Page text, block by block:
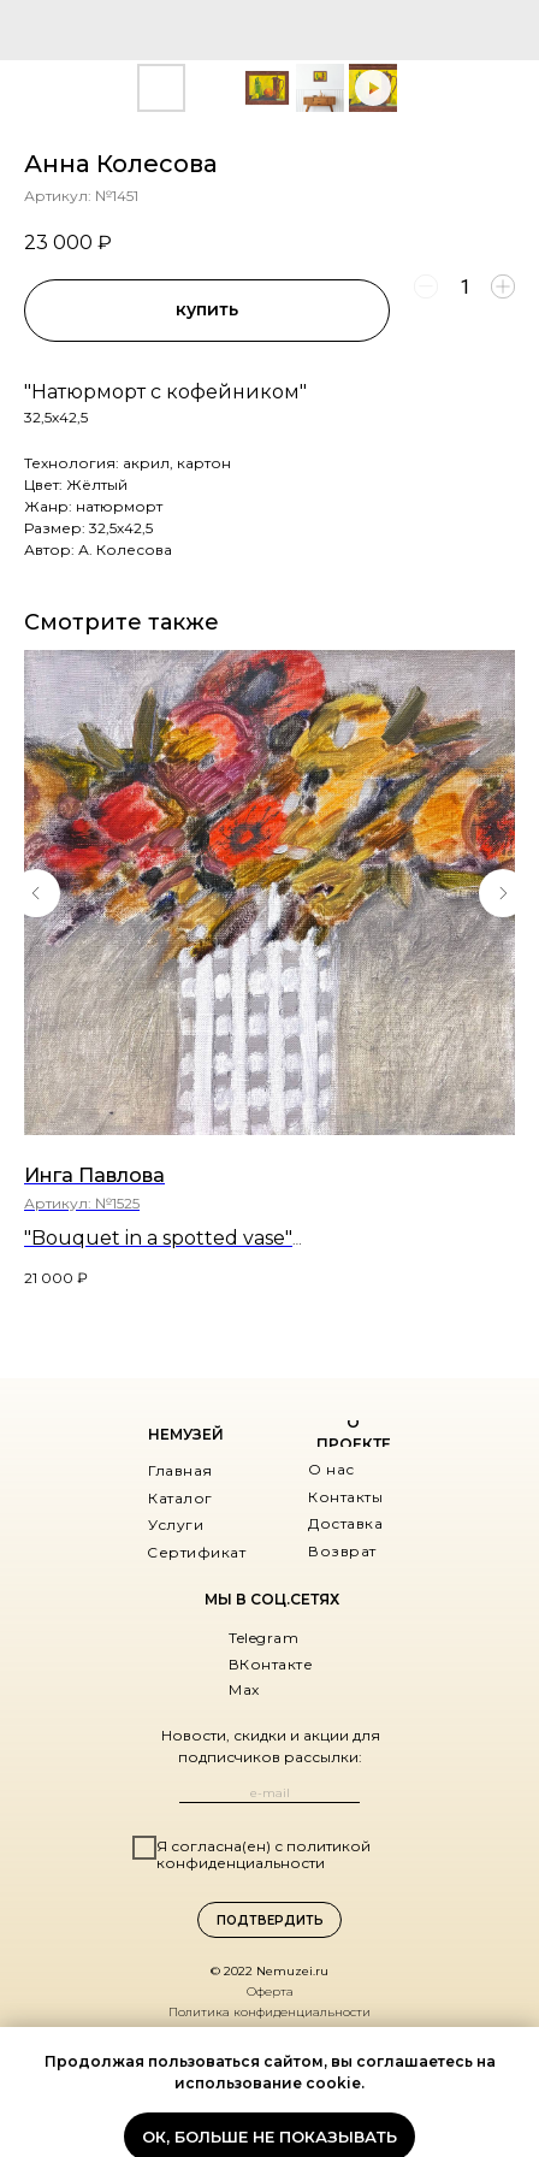
Анна Колесова
Артикул: №1451
23 000 ₽
купить
"Натюрморт с кофейником"
32,5х42,5
Технология: акрил, картон
Цвет: Жёлтый
Жанр: натюрморт
Размер: 32,5х42,5
Автор: А. Колесова
Смотрите также
Инга Павлова
Артикул: №1525
"Bouquet in a spotted vase"
21 000 ₽
Я согласна(ен) с политикой
конфиденциальности
ПОДТВЕРДИТЬ
Новости, скидки и акции для
подписчиков рассылки:
Главная
Услуги Доставка
О нас
Контакты
Каталог
Возврат
НЕМУЗЕЙ
О
ПРОЕКТЕ
Сертификат
МЫ В СОЦ.СЕТЯХ
Telegram
ВКонтакте
Max
Оферта
Политика конфиденциальности
© 2022 Nemuzei.ru
Мы на карте
ул. Комиссара Смирнова, д. 15
(ДК Выборгский, 1 этаж)
Продолжая пользоваться сайтом, вы соглашаетесь на
использование cookie.
ОК, БОЛЬШЕ НЕ ПОКАЗЫВАТЬ